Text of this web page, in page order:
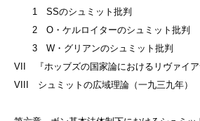
1 SSのシュミット批判
2 O・ケルロイターのシュミット批判
3 W・グリアンのシュミット批判
VII 『ホッブズの国家論におけるリヴァイア
VIII シュミットの広域理論（一九三九年）